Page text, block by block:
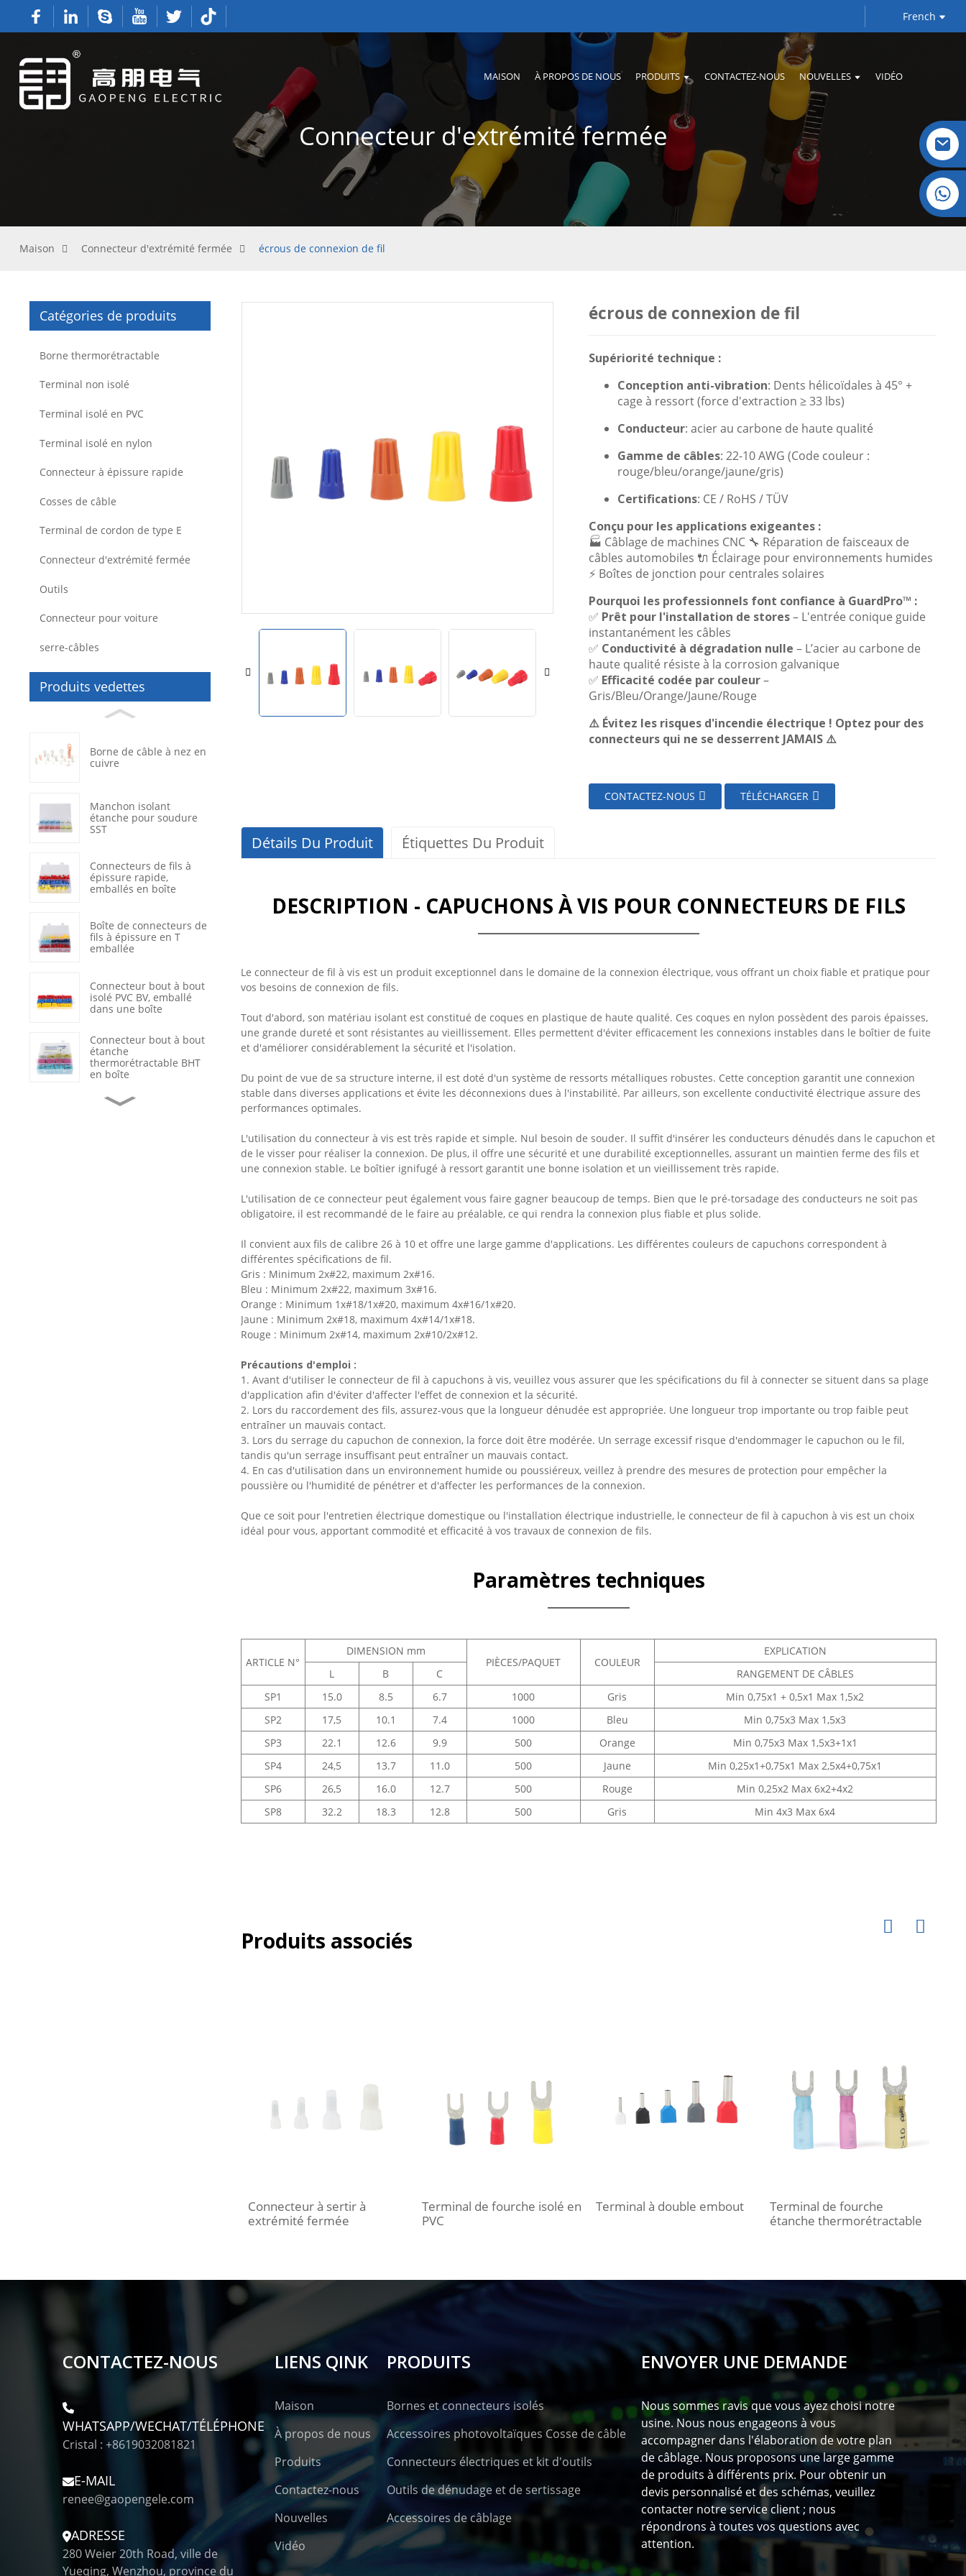
French
MAISON À PROPOS DE NOUS PRODUITS CONTACTEZ-NOUS NOUVELLES VIDÉO
Cristal : +86 19032081821
Connecteur d'extrémité fermée
Maison Connecteur d'extrémité fermée écrous de connexion de fil
Catégories de produits
Borne thermorétractable
Terminal non isolé
Terminal isolé en PVC
Terminal isolé en nylon
Connecteur à épissure rapide
Cosses de câble
Terminal de cordon de type E
Connecteur d'extrémité fermée
Outils
Connecteur pour voiture
serre-câbles
Produits vedettes
Borne de câble à nez en
cuivre
Manchon isolant
étanche pour soudure
SST
Connecteurs de fils à
épissure rapide,
emballés en boîte
Boîte de connecteurs de
fils à épissure en T
emballée
Connecteur bout à bout
isolé PVC BV, emballé
dans une boîte
Connecteur bout à bout
étanche
thermorétractable BHT
en boîte
Cosses à sertir
écrous de connexion de fil
Supériorité technique :
Conception anti-vibration: Dents hélicoïdales à 45° +
cage à ressort (force d'extraction ≥ 33 lbs)
Conducteur: acier au carbone de haute qualité
Gamme de câbles: 22-10 AWG (Code couleur :
rouge/bleu/orange/jaune/gris)
Certifications: CE / RoHS / TÜV
Conçu pour les applications exigeantes :
🏭 Câblage de machines CNC 🔧 Réparation de faisceaux de
câbles automobiles 🔌 Éclairage pour environnements humides
⚡ Boîtes de jonction pour centrales solaires
Pourquoi les professionnels font confiance à GuardPro™ :
✅ Prêt pour l'installation de stores– L'entrée conique guide
instantanément les câbles
✅ Conductivité à dégradation nulle – L’acier au carbone de
haute qualité résiste à la corrosion galvanique
✅ Efficacité codée par couleur–
Gris/Bleu/Orange/Jaune/Rouge
⚠️ Évitez les risques d'incendie électrique ! Optez pour des
connecteurs qui ne se desserrent JAMAIS ⚠️
CONTACTEZ-NOUS TÉLÉCHARGER
Détails Du Produit Étiquettes Du Produit
DESCRIPTION - CAPUCHONS À VIS POUR CONNECTEURS DE FILS
Le connecteur de fil à vis est un produit exceptionnel dans le domaine de la connexion électrique, vous offrant un choix fiable et pratique pour
vos besoins de connexion de fils.
Tout d'abord, son matériau isolant est constitué de coques en plastique de haute qualité. Ces coques en nylon possèdent des parois épaisses,
une grande dureté et sont résistantes au vieillissement. Elles permettent d'éviter efficacement les connexions instables dans le boîtier de fuite
et d'améliorer considérablement la sécurité et l'isolation.
Du point de vue de sa structure interne, il est doté d'un système de ressorts métalliques robustes. Cette conception garantit une connexion
stable dans diverses applications et évite les déconnexions dues à l'instabilité. Par ailleurs, son excellente conductivité électrique assure des
performances optimales.
L'utilisation du connecteur à vis est très rapide et simple. Nul besoin de souder. Il suffit d'insérer les conducteurs dénudés dans le capuchon et
de le visser pour réaliser la connexion. De plus, il offre une sécurité et une durabilité exceptionnelles, assurant un maintien ferme des fils et
une connexion stable. Le boîtier ignifugé à ressort garantit une bonne isolation et un vieillissement très rapide.
L'utilisation de ce connecteur peut également vous faire gagner beaucoup de temps. Bien que le pré-torsadage des conducteurs ne soit pas
obligatoire, il est recommandé de le faire au préalable, ce qui rendra la connexion plus fiable et plus solide.
Il convient aux fils de calibre 26 à 10 et offre une large gamme d'applications. Les différentes couleurs de capuchons correspondent à
différentes spécifications de fil.
Gris : Minimum 2x#22, maximum 2x#16.
Bleu : Minimum 2x#22, maximum 3x#16.
Orange : Minimum 1x#18/1x#20, maximum 4x#16/1x#20.
Jaune : Minimum 2x#18, maximum 4x#14/1x#18.
Rouge : Minimum 2x#14, maximum 2x#10/2x#12.
Précautions d'emploi :
1. Avant d'utiliser le connecteur de fil à capuchons à vis, veuillez vous assurer que les spécifications du fil à connecter se situent dans sa plage
d'application afin d'éviter d'affecter l'effet de connexion et la sécurité.
2. Lors du raccordement des fils, assurez-vous que la longueur dénudée est appropriée. Une longueur trop importante ou trop faible peut
entraîner un mauvais contact.
3. Lors du serrage du capuchon de connexion, la force doit être modérée. Un serrage excessif risque d'endommager le capuchon ou le fil,
tandis qu'un serrage insuffisant peut entraîner un mauvais contact.
4. En cas d'utilisation dans un environnement humide ou poussiéreux, veillez à prendre des mesures de protection pour empêcher la
poussière ou l'humidité de pénétrer et d'affecter les performances de la connexion.
Que ce soit pour l'entretien électrique domestique ou l'installation électrique industrielle, le connecteur de fil à capuchon à vis est un choix
idéal pour vous, apportant commodité et efficacité à vos travaux de connexion de fils.
Paramètres techniques
ARTICLE N°
DIMENSION mm
PIÈCES/PAQUET
COULEUR
EXPLICATION
L
B C
RANGEMENT DE CÂBLES
SP1
15.0 8.5 6.7 1000 Gris
Min 0,75x1 + 0,5x1 Max 1,5x2
SP2
17,5 10.1 7.4 1000 Bleu
Min 0,75x3 Max 1,5x3
SP3
22.1 12.6 9.9 500 Orange
Min 0,75x3 Max 1,5x3+1x1
SP4
24,5 13.7 11.0 500 Jaune
Min 0,25x1+0,75x1 Max 2,5x4+0,75x1
SP6
26,5 16.0 12.7 500 Rouge
Min 0,25x2 Max 6x2+4x2
SP8
32.2 18.3 12.8 500 Gris Min 4x3 Max 6x4
Produits associés
Connecteur à sertir à
extrémité fermée
Terminal de fourche isolé en
PVC
Terminal à double embout
Terminal de fourche
étanche thermorétractable
CONTACTEZ-NOUS
WHATSAPP/WECHAT/TÉLÉPHONE
Cristal : +8619032081821
E-MAIL
renee@gaopengele.com
ADRESSE
280 Weier 20th Road, ville de
Yueqing, Wenzhou, province du
LIENS QINK
Maison
À propos de nous
Produits
Contactez-nous
Nouvelles
Vidéo
PRODUITS
Bornes et connecteurs isolés
Accessoires photovoltaïques Cosse de câble
Connecteurs électriques et kit d'outils
Outils de dénudage et de sertissage
Accessoires de câblage
ENVOYER UNE DEMANDE
Nous sommes ravis que vous ayez choisi notre
usine. Nous nous engageons à vous
accompagner dans l'élaboration de votre plan
de câblage. Nous proposons une large gamme
de produits à différents prix. Pour obtenir un
devis personnalisé et des schémas, veuillez
contacter notre service client ; nous
répondrons à toutes vos questions avec
attention.